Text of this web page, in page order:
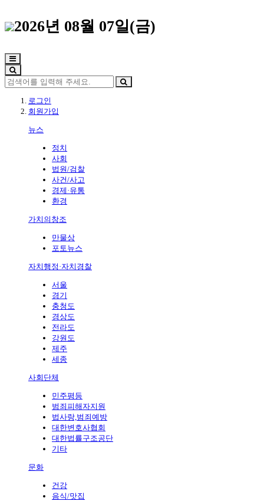
2026년 08월 07일(금)
로그인
회원가입
뉴스
정치
사회
법원/검찰
사건/사고
경제·유통
환경
가치의창조
만물상
포토뉴스
자치행정·자치경찰
서울
경기
충청도
경상도
전라도
강원도
제주
세종
사회단체
민주평등
범죄피해자지원
법사랑,범죄예방
대한변호사협회
대한법률구조공단
기타
문화
건강
음식/맛집